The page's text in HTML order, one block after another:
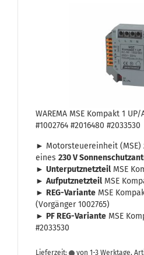
WA­RE­MA MSE Kom­pakt 1 UP/
#1002764 #2016480 #2033530
► Mo­tor­steu­er­ein­heit (MSE)
eines 230 V
► Un­ter­putz­netz­teil MSE
► Auf­putz­netz­teil MSE
► REG-​Variante MSE
(Vor­gän­ger 1002765)
► PF REG-​Variante MSE
#2033530
Lieferzeit: von 1-3 Werktage,